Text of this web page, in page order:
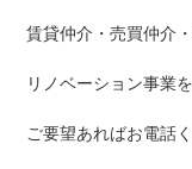
賃貸仲介・売買仲介
リノベーション事業
ご要望あればお電話